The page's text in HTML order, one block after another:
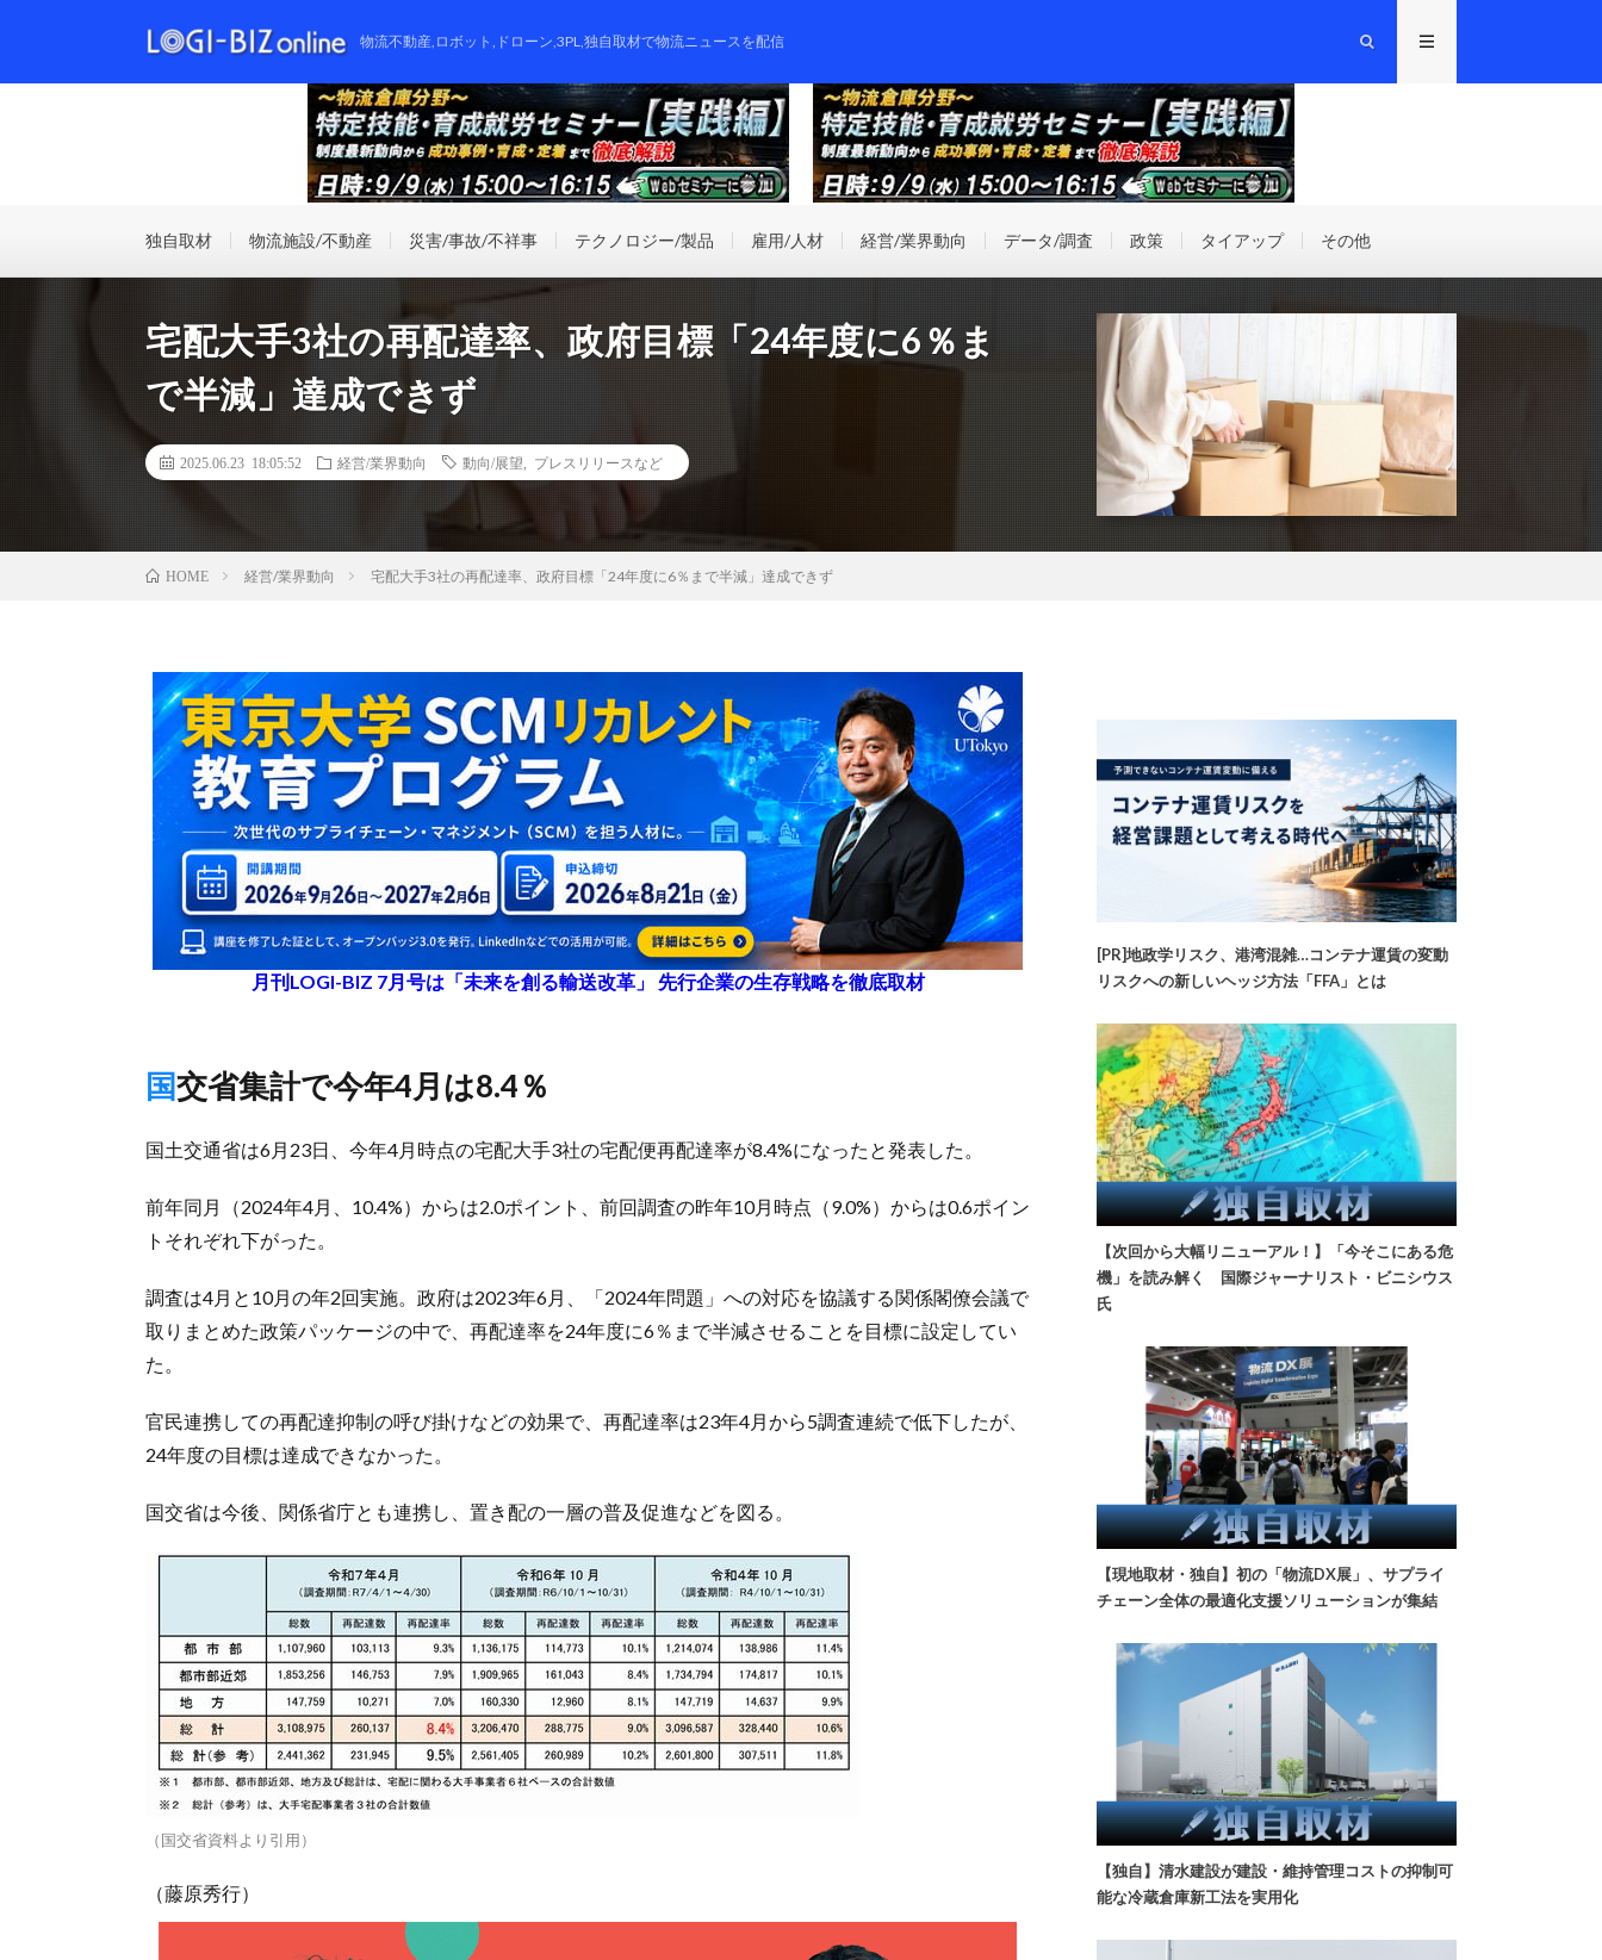
物流不動産,ロボット,ドローン,3PL,独自取材で物流ニュースを配信
独自取材 物流施設/不動産 災害/事故/不祥事 テクノロジー/製品 雇用/人材 経営/業界動向 データ/調査 政策 タイアップ その他
宅配大手3社の再配達率、政府目標「24年度に6％ま
で半減」達成できず
2025.06.23 18:05:52 経営/業界動向 動向/展望 プレスリリースなど
HOME 経営/業界動向 宅配大手3社の再配達率、政府目標「24年度に6％まで半減」達成できず
月刊LOGI-BIZ 7月号は「未来を創る輸送改革」 先行企業の生存戦略を徹底取材
国交省集計で今年4月は8.4％
国土交通省は6月23日、今年4月時点の宅配大手3社の宅配便再配達率が8.4%になったと発表した。
前年同月（2024年4月、10.4%）からは2.0ポイント、前回調査の昨年10月時点（9.0%）からは0.6ポイン
トそれぞれ下がった。
調査は4月と10月の年2回実施。政府は2023年6月、「2024年問題」への対応を協議する関係閣僚会議で
取りまとめた政策パッケージの中で、再配達率を24年度に6％まで半減させることを目標に設定してい
た。
官民連携しての再配達抑制の呼び掛けなどの効果で、再配達率は23年4月から5調査連続で低下したが、
24年度の目標は達成できなかった。
国交省は今後、関係省庁とも連携し、置き配の一層の普及促進などを図る。
（国交省資料より引用）
（藤原秀行）
[PR]地政学リスク、港湾混雑…コンテナ運賃の変動
リスクへの新しいヘッジ方法「FFA」とは
【次回から大幅リニューアル！】「今そこにある危
機」を読み解く 国際ジャーナリスト・ビニシウス
氏
【現地取材・独自】初の「物流DX展」、サプライ
チェーン全体の最適化支援ソリューションが集結
【独自】清水建設が建設・維持管理コストの抑制可
能な冷蔵倉庫新工法を実用化